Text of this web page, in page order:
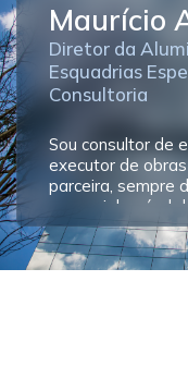
Maurício
Diretor da
Esquadrias
Consultoria
Sou consultor de
executor de
parceira, sempre
comercial a nível
respeitada. Seus
exclusivo e
excelência.